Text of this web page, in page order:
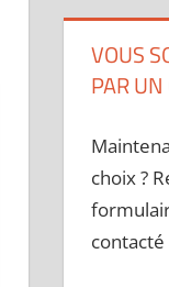
VOUS
PAR
choix ?